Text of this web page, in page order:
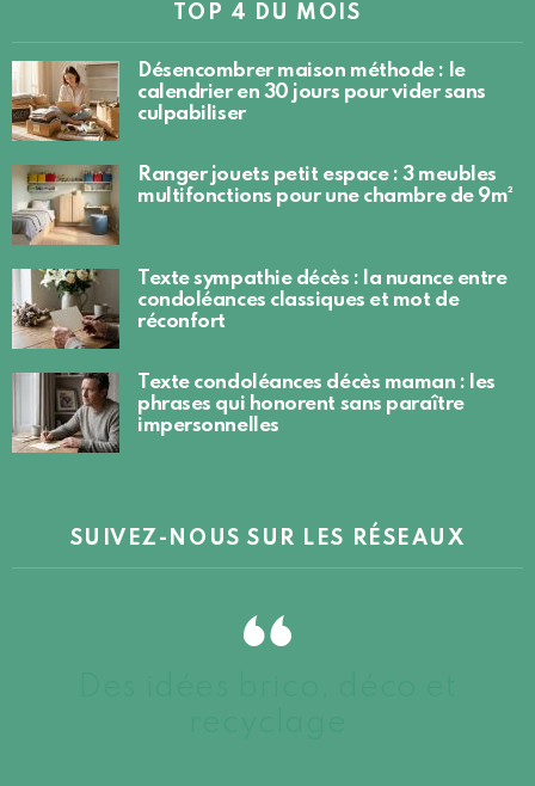
TOP 4 DU MOIS
Désencombrer maison méthode : le
calendrier en 30 jours pour vider sans
culpabiliser
Ranger jouets petit espace : 3 meubles
multifonctions pour une chambre de 9m²
Texte sympathie décès : la nuance entre
condoléances classiques et mot de
réconfort
Texte condoléances décès maman : les
phrases qui honorent sans paraître
impersonnelles
SUIVEZ-NOUS SUR LES RÉSEAUX